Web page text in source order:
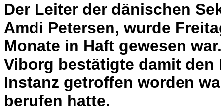
Der Leiter der dänischen
Amdi Petersen, wurde
Monate in Haft gewesen
Viborg bestätigte damit
Instanz getroffen worden
berufen hatte.